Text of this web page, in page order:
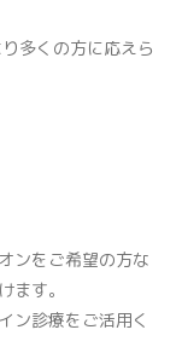
多くの方に応えら
ンをご希望の方な
ます。
ン診療をご活用く